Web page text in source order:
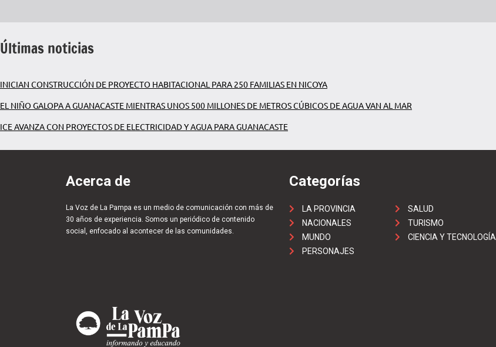
Últimas noticias
INICIAN CONSTRUCCIÓN DE PROYECTO HABITACIONAL PARA 250 FAMILIAS EN NICOYA
EL NIÑO GALOPA A GUANACASTE MIENTRAS UNOS 500 MILLONES DE METROS CÚBICOS DE AGUA VAN AL MAR
ICE AVANZA CON PROYECTOS DE ELECTRICIDAD Y AGUA PARA GUANACASTE
Acerca de
La Voz de La Pampa es un medio de comunicación con más de
30 años de experiencia. Somos un periódico de contenido
social, enfocado al acontecer de las comunidades.
Categorías
LA PROVINCIA
NACIONALES
MUNDO
PERSONAJES
SALUD
TURISMO
CIENCIA Y TECNOLOGÍA